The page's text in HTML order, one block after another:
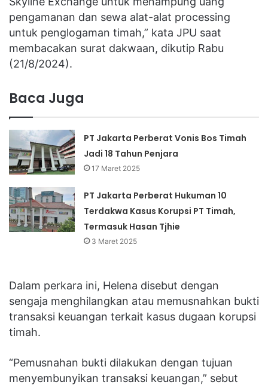
pengamanan dan sewa alat-alat processing
untuk penglogaman timah,” kata JPU saat
membacakan surat dakwaan, dikutip Rabu
(21/8/2024).
Baca Juga
PT Jakarta Perberat Vonis Bos Timah
Jadi 18 Tahun Penjara
17 Maret 2025
PT Jakarta Perberat Hukuman 10
Terdakwa Kasus Korupsi PT Timah,
Termasuk Hasan Tjhie
3 Maret 2025
Dalam perkara ini, Helena disebut dengan
sengaja menghilangkan atau memusnahkan bukti
transaksi keuangan terkait kasus dugaan korupsi
timah.
“Pemusnahan bukti dilakukan dengan tujuan
menyembunyikan transaksi keuangan,” sebut